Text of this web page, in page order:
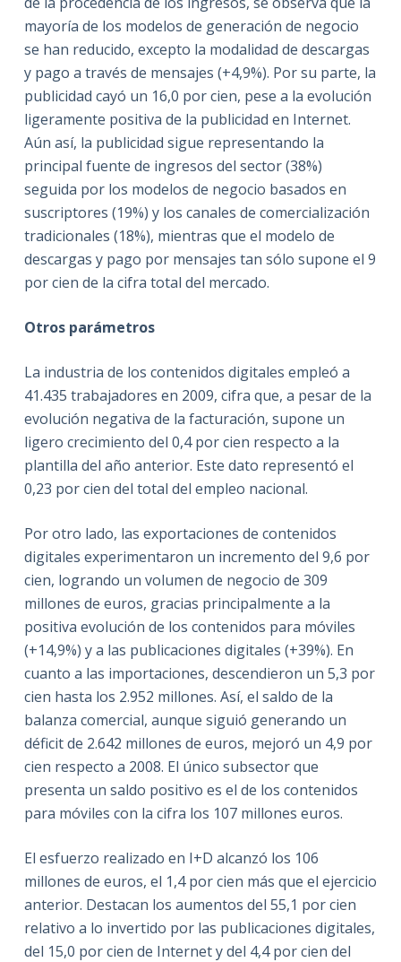
mayoría de los modelos de generación de negocio
se han reducido, excepto la modalidad de descargas
y pago a través de mensajes (+4,9%). Por su parte, la
publicidad cayó un 16,0 por cien, pese a la evolución
ligeramente positiva de la publicidad en Internet.
Aún así, la publicidad sigue representando la
principal fuente de ingresos del sector (38%)
seguida por los modelos de negocio basados en
suscriptores (19%) y los canales de comercialización
tradicionales (18%), mientras que el modelo de
descargas y pago por mensajes tan sólo supone el 9
por cien de la cifra total del mercado.
Otros parámetros
La industria de los contenidos digitales empleó a
41.435 trabajadores en 2009, cifra que, a pesar de la
evolución negativa de la facturación, supone un
ligero crecimiento del 0,4 por cien respecto a la
plantilla del año anterior. Este dato representó el
0,23 por cien del total del empleo nacional.
Por otro lado, las exportaciones de contenidos
digitales experimentaron un incremento del 9,6 por
cien, logrando un volumen de negocio de 309
millones de euros, gracias principalmente a la
positiva evolución de los contenidos para móviles
(+14,9%) y a las publicaciones digitales (+39%). En
cuanto a las importaciones, descendieron un 5,3 por
cien hasta los 2.952 millones. Así, el saldo de la
balanza comercial, aunque siguió generando un
déficit de 2.642 millones de euros, mejoró un 4,9 por
cien respecto a 2008. El único subsector que
presenta un saldo positivo es el de los contenidos
para móviles con la cifra los 107 millones euros.
El esfuerzo realizado en I+D alcanzó los 106
millones de euros, el 1,4 por cien más que el ejercicio
anterior. Destacan los aumentos del 55,1 por cien
relativo a lo invertido por las publicaciones digitales,
del 15,0 por cien de Internet y del 4,4 por cien del